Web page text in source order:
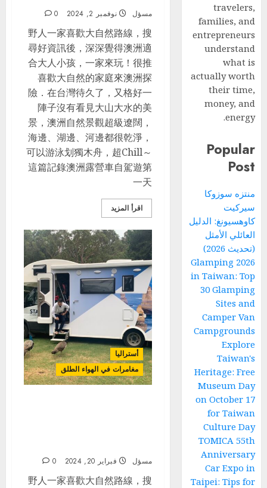
مسؤل نوفمبر 2, 2024 0
野人一家喜歡大自然路線，搜
尋好資訊後，深深覺得澳洲適
合大人小孩，一家來玩！很推
喜歡大自然的家庭來澳洲探
險．在台灣待久了，又格好一
陣子沒有看見大山大水的美
景，澳洲自然景觀超級遼闊，
海邊、湖邊、河邊都很乾淨，
可以游泳划獨木舟，超Chill～
這篇記錄澳洲露營車自駕遊第
一天
اقرأ المزيد
أستراليا
مغامرات في الهواء الطلق
مسؤل فبراير 20, 2024 0
野人一家喜歡大自然路線，搜
travelers,
families, and
entrepreneurs
understand
what is
actually worth
their time,
money, and
energy.
Popular
Post
منتزه سوزوكا
سيركيت
كاوهسيونغ: الدليل
العائلي الأمثل
(تحديث 2026)
2026 Glamping
in Taiwan: Top
30 Glamping
Sites and
Camper Van
Campgrounds
Explore
Taiwan's
Heritage: Free
Museum Day
on October 17
for Taiwan
Culture Day
TOMICA 55th
Anniversary
Car Expo in
Taipei: Tips for